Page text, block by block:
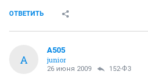
ОТВЕТИТЬ
A
A505
junior
26 июня 2009 152-ФЗ